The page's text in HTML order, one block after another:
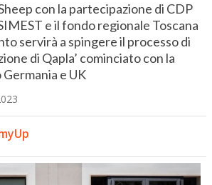
con la partecipazione di CDP
e il fondo regionale Toscana
servirà a spingere il processo di
di Qapla’ cominciato con la
e UK